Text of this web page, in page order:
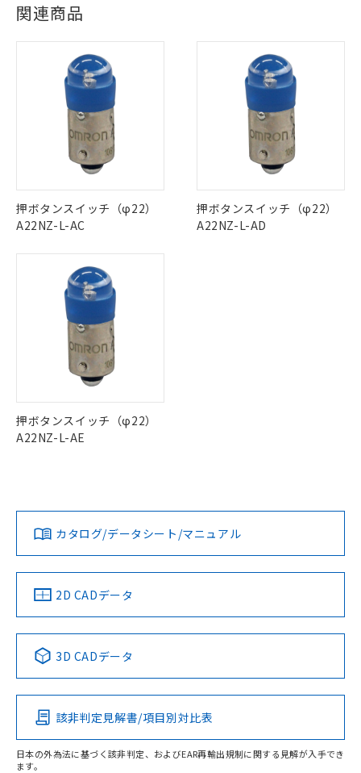
対応状況 ※1
対応済み
中国 RoHS 注意事項・凡例
中国 RoHS表※1 ※2
"対応済み"や非含有の記載がされた商品であっても、流通
在庫等で未対応品が混在する可能性があります。
非含有品が必要な際は、弊社営業部門もしくは販売店へお
問い合わせください。
No
LR型式承認
（イギリス
船舶規格）
BV型式承認
（フランス
船舶規格）
その他の認証はこちらのページからご検索ください
関連商品
押ボタンスイッチ（φ22）
A22NZ-L-AC
押ボタンスイッチ（φ22）
A22NZ-L-AD
押ボタンスイッチ（φ22）
A22NZ-L-AE
カタログ/データシート/マニュアル
2D CADデータ
3D CADデータ
該非判定見解書/項目別対比表
日本の外為法に基づく該非判定、およびEAR再輸出規制に関する見解が入手でき
ます。
ご利用条件
以下の条件をお読みいただき、同意のうえ
ご利用ください。
本サービスは、当社制御機器事業取扱
商品の当社在庫状況および標準価格
(税抜)を提供させていただくもので
当社制御機器事業取扱商品の中には、
本サービスの対象外となる商品もある
ことをご了承ください。
在庫状況および標準価格照会結果は、
記載している更新日時点での社内デー
タに基づき作成されるものであり、閲
覧された時点での実際の在庫および標
準価格とは異なる場合があることをご
了承ください。
正式な納期状況および標準価格はお客
様のお取引先、またはお客様担当のオ
ください。
在庫状況および標準価格結果を当社の
事前の承諾なく第三者に漏洩または開
示しないようお願いします。
マイパーツ機能（部品リスト作成サー
ビス）をご利用いただくには、I-Web
登録された部品リストについて、当社
および当社の共同利用者が、当社の製
品・サービスに関するお客様との取
引・商談に必要な範囲で利用すること
をご了承ください。
※当社の共同利用者とは、
"個人情報
の共同利用に関して"
の「1.共同利
対応済み：EU RoHS指令（10物質）の
非含有に対応した製品が提供可能な商品で
す。
対応予定：EU RoHS指令（10物質）の非含
有に対応した製品に切り替える予定のある
商品です。
対応予定なし：EU RoHS指令（10物質）の
非含有に非対応の商品で、対応品を出す予
定はありません。
調査・確認中：EU RoHS指令（10物質）の
非含有の対応状況を調査中または確認中の
商品です。
非該当品：ライセンス料など無形物で、有
仕入先様の事情により、非含有部品として
いたものが、含有品と判明した場合などや
むを得ず変更することがあります。
*EU RoHS指令（10物質）：
鉛(Pb) 1000ppm以下、 水銀(Hg) 1000ppm以下、 カド
ミウム(Cd) 100ppm以下、
六価クロム(Cr(Ⅵ)) 1000ppm以下、ポリ臭化ビフェニル
類(PBB) 1000ppm以下、ポリ臭化ジフェニルエーテル類
ル) (DEHP)(別名：DOP) 1000ppm以下、フタル酸ブチ
ルベンジル（BBP） 1000ppm以下、フタル酸ジブチル
（DBP） 1000ppm以下、フタル酸ジイソブチル
(DIBP) 1000ppm以下
※2 対応予定月
部品在庫の切り替え状況などにより、予定
月が前後することがあります。
※3 非含有証明書ダウンロード
EU RoHS指令（10物質）の非含有証明書
51物質の非含有証明書（当社基準）
※1 中国RoHS○×表
「○」：最大均質材料含有率が中国RoHSの
基準値を超えていることを示します。
「－」：未確認です。当社販売部門へお問
い合わせください。
*中国RoHS10物質の基準値 (GB/T26572)：
Pb(鉛) :1000ppm、 Hg(水銀) : 1000ppm、 Cd(カドミウ
ム) : 100ppm、
Cr(Ⅵ)(六価クロム) : 1000ppm、 PBBs(ポリ臭化ビフェ
ル類) : 1000ppm、
DBP(フタル酸ジブチル) : 1000ppm、 DIBP(フタル酸ジ
イソブチル) : 1000ppm、 BBP(フタル酸ブチルベンジ
ル) : 1000ppm、
「ｅ」：有害物質（10物質）のすべてが基
準値以下であることを示します。
「10」：通常の使用状況下において有害物
質が外部に漏えいし、環境に深刻な影響を
及ぼさない年数を意味します。
「－」：未確認です。当社販売部門へお問
い合わせください。
当社は、これら貴社製品のうち、外国
為替および外国貿易法に定める商品
（以下｢規制貨物等」という）を輸出
または国外への提供する場合は、日本
国政府の輸出許可(または役務取引許
可)を取得するなどの必要な手続きを
とります。
当社は規制貨物を破棄する場合は、完
全に破砕するなど、違法に輸出されな
場合は、上記1、2および3の内容を当
該第三者に通知します。また当社は、
販売先および販売に係わる関係者が違
法に輸出するおそれがある場合は、取
り引きをいたしません。
記
号
△ 一定数には満たないが在庫あり
認ください)
白
情報を公開していない機種